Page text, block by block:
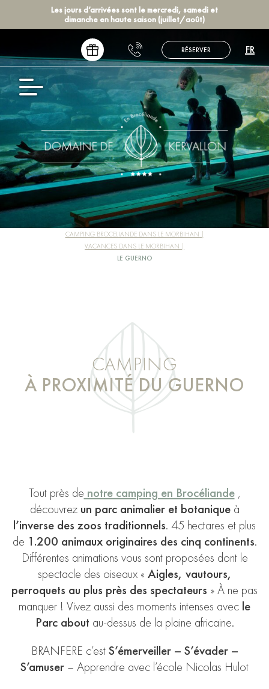
Les jours d’arrivées sont le mercredi, samedi et
dimanche en haute saison (juillet/août)
RÉSERVER FR
EN
NL
DE
ES
CAMPING BROCELIANDE DANS LE MORBIHAN
VACANCES DANS LE MORBIHAN
LE GUERNO
CAMPING
À PROXIMITÉ DU GUERNO
Tout près de notre camping en Brocéliande,
découvrezun parc animalier et botaniqueà
l’inverse des zoos traditionnels. 45 hectares et plus
de 1.200 animaux originaires des cinq continents.
Différentes animations vous sont proposées dont le
spectacle des oiseaux « Aigles, vautours,
perroquets au plus près des spectateurs » À ne pas
manquer ! Vivez aussi des moments intenses avec le
Parc about au-dessus de la plaine africaine.
BRANFERE c’estS’émerveiller – S’évader –
S’amuser – Apprendre avec l’école Nicolas Hulot